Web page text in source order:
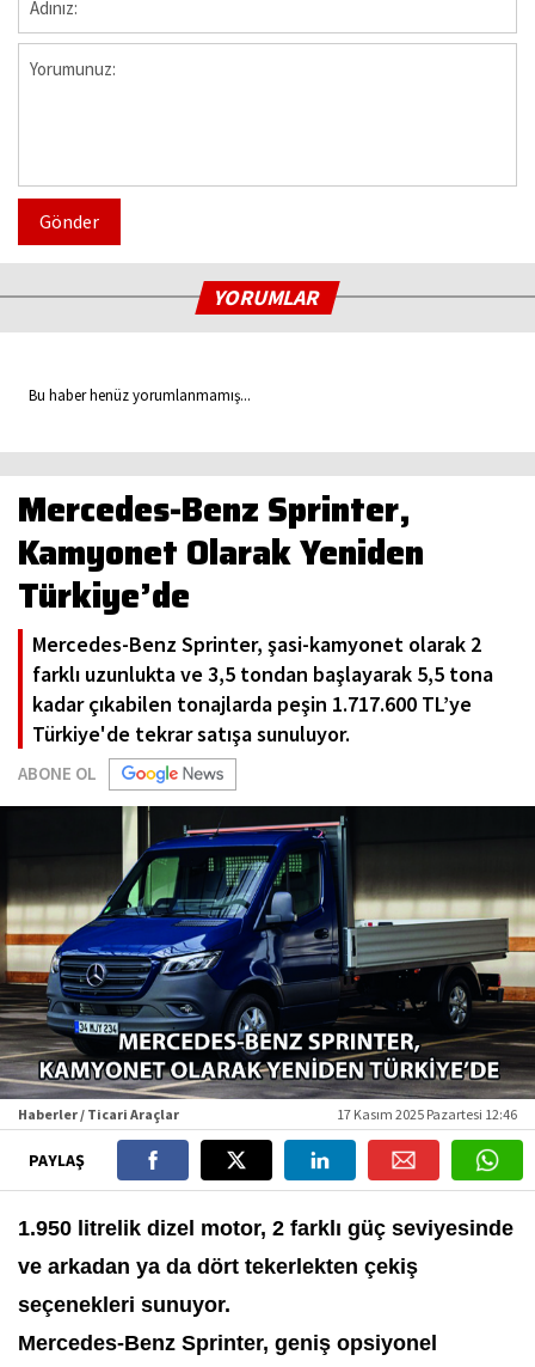
Gönder
YORUMLAR
Bu haber henüz yorumlanmamış...
Mercedes-Benz Sprinter,
Kamyonet Olarak Yeniden
Türkiye’de
Mercedes-Benz Sprinter, şasi-kamyonet olarak 2
farklı uzunlukta ve 3,5 tondan başlayarak 5,5 tona
kadar çıkabilen tonajlarda peşin 1.717.600 TL’ye
Türkiye'de tekrar satışa sunuluyor.
ABONE OL
Haberler / Ticari Araçlar 17 Kasım 2025 Pazartesi 12:46
PAYLAŞ
1.950 litrelik dizel motor, 2 farklı güç seviyesinde
ve arkadan ya da dört tekerlekten çekiş
seçenekleri sunuyor.
Mercedes-Benz Sprinter, geniş opsiyonel